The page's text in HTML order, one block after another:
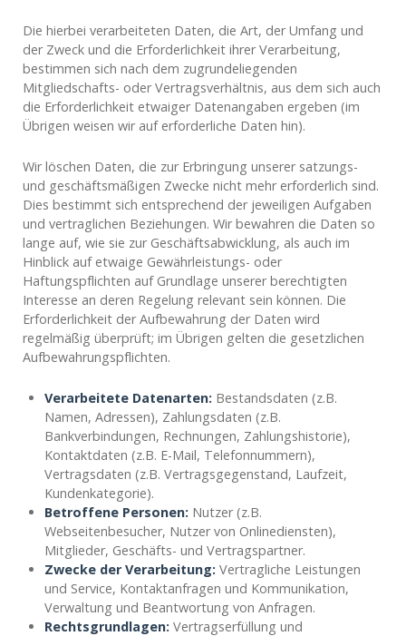
Die hierbei verarbeiteten Daten, die Art, der Umfang und
der Zweck und die Erforderlichkeit ihrer Verarbeitung,
bestimmen sich nach dem zugrundeliegenden
Mitgliedschafts- oder Vertragsverhältnis, aus dem sich auch
die Erforderlichkeit etwaiger Datenangaben ergeben (im
Übrigen weisen wir auf erforderliche Daten hin).
Wir löschen Daten, die zur Erbringung unserer satzungs-
und geschäftsmäßigen Zwecke nicht mehr erforderlich sind.
Dies bestimmt sich entsprechend der jeweiligen Aufgaben
und vertraglichen Beziehungen. Wir bewahren die Daten so
lange auf, wie sie zur Geschäftsabwicklung, als auch im
Hinblick auf etwaige Gewährleistungs- oder
Haftungspflichten auf Grundlage unserer berechtigten
Interesse an deren Regelung relevant sein können. Die
Erforderlichkeit der Aufbewahrung der Daten wird
regelmäßig überprüft; im Übrigen gelten die gesetzlichen
Aufbewahrungspflichten.
Verarbeitete Datenarten: Bestandsdaten (z.B.
Namen, Adressen), Zahlungsdaten (z.B.
Bankverbindungen, Rechnungen, Zahlungshistorie),
Kontaktdaten (z.B. E-Mail, Telefonnummern),
Vertragsdaten (z.B. Vertragsgegenstand, Laufzeit,
Kundenkategorie).
Betroffene Personen: Nutzer (z.B.
Webseitenbesucher, Nutzer von Onlinediensten),
Mitglieder, Geschäfts- und Vertragspartner.
Zwecke der Verarbeitung: Vertragliche Leistungen
und Service, Kontaktanfragen und Kommunikation,
Verwaltung und Beantwortung von Anfragen.
Rechtsgrundlagen: Vertragserfüllung und